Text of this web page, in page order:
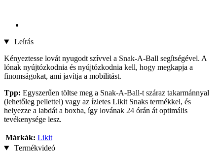
Leírás
Kényeztesse lovát nyugodt szívvel a Snak-A-Ball segítségével. A
lónak nyújtózkodnia és nyújtózkodnia kell, hogy megkapja a
finomságokat, ami javítja a mobilitást.
Tpp: Egyszerűen töltse meg a Snak-A-Ball-t száraz takarmánnyal
(lehetőleg pellettel) vagy az ízletes Likit Snaks termékkel, és
helyezze a labdát a boxba, így lovának 24 órán át optimális
tevékenysége lesz.
Márkák: Likit
Termékvideó